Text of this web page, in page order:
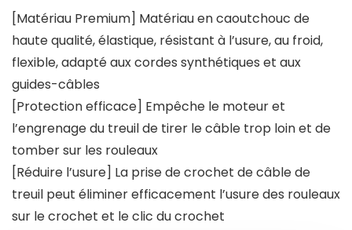
[Matériau Premium] Matériau en caoutchouc de
haute qualité, élastique, résistant à l’usure, au froid,
flexible, adapté aux cordes synthétiques et aux
guides-câbles
[Protection efficace] Empêche le moteur et
l’engrenage du treuil de tirer le câble trop loin et de
tomber sur les rouleaux
[Réduire l’usure] La prise de crochet de câble de
treuil peut éliminer efficacement l’usure des rouleaux
sur le crochet et le clic du crochet